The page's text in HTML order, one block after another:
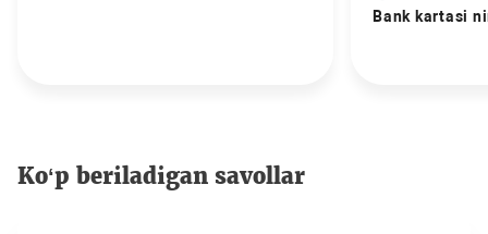
Bank kartasi
Ko‘p beriladigan savollar